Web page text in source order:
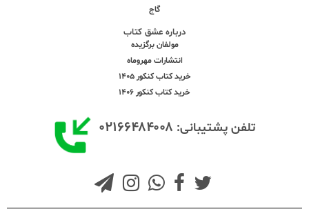
گاج
درباره عشق کتاب
مولفان برگزیده
انتشارات مهروماه
خرید کتاب کنکور 1405
خرید کتاب کنکور 1406
تلفن پشتیبانی: ۰۲۱۶۶۴۸۴۰۰۸